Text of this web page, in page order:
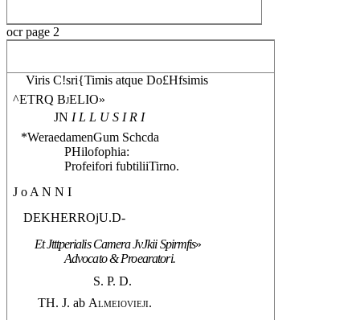
ocr page 2
Viris C!sri{Timis atque Do£Hfsimis
^ETRQBjELIO»
JN I L L U S I R I
*WeraedamenGum Schcda
PHilofophia:
Profeifori fubtiliiTirno.
J o A N N I
DEKHERROjU.D-
Et Jtttperialis Camera JvJkii Spirmfis»
Advocato & Proearatori.
S. P. D.
TH. J. ab Almeiovieji.